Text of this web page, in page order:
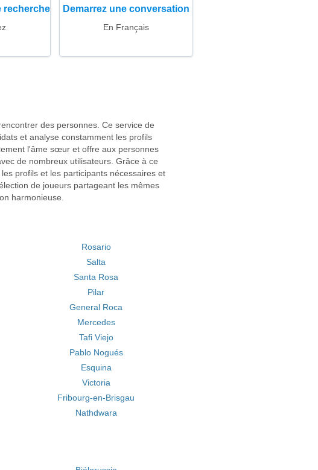
recherche Demarrez une conversation
En Français
des personnes. Ce service de
et analyse constamment les profils
l'âme sœur et offre aux personnes
de nombreux utilisateurs. Grâce à ce
profils et les participants nécessaires et
de joueurs partageant les mêmes
harmonieuse.
Rosario
Salta
Santa Rosa
Pilar
General Roca
Mercedes
Tafi Viejo
Pablo Nogués
Esquina
Victoria
Fribourg-en-Brisgau
Nathdwara